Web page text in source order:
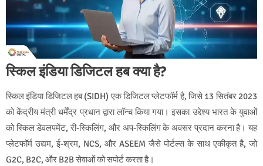
स्किल इंडिया डिजिटल हब क्या है?
स्किल इंडिया डिजिटल हब (SIDH) एक डिजिटल प्लेटफॉर्म है, जिसे 13 सितंबर 2023
को केंद्रीय मंत्री धर्मेंद्र प्रधान द्वारा लॉन्च किया गया। इसका उद्देश्य भारत के युवाओं
को स्किल डेवलपमेंट, री-स्किलिंग, और अप-स्किलिंग के अवसर प्रदान करना है। यह
प्लेटफॉर्म उद्यम, ई-श्रम, NCS, और ASEEM जैसे पोर्टल्स के साथ एकीकृत है, जो
G2C, B2C, और B2B सेवाओं को सपोर्ट करता है।